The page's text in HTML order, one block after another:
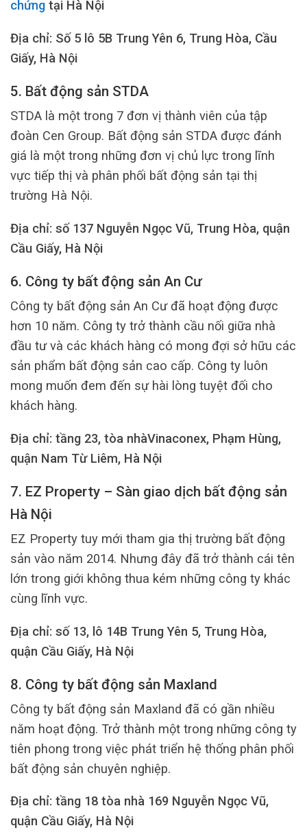
chứng tại Hà Nội
Địa chỉ: Số 5 lô 5B Trung Yên 6, Trung Hòa, Cầu
Giấy, Hà Nội
5. Bất động sản STDA
STDA là một trong 7 đơn vị thành viên của tập
đoàn Cen Group. Bất động sản STDA được đánh
giá là một trong những đơn vị chủ lực trong lĩnh
vực tiếp thị và phân phối bất động sản tại thị
trường Hà Nội.
Địa chỉ: số 137 Nguyễn Ngọc Vũ, Trung Hòa, quận
Cầu Giấy, Hà Nội
6. Công ty bất động sản An Cư
Công ty bất động sản An Cư đã hoạt động được
hơn 10 năm. Công ty trở thành cầu nối giữa nhà
đầu tư và các khách hàng có mong đợi sở hữu các
sản phẩm bất động sản cao cấp. Công ty luôn
mong muốn đem đến sự hài lòng tuyệt đối cho
khách hàng.
Địa chỉ: tầng 23, tòa nhàVinaconex, Phạm Hùng,
quận Nam Từ Liêm, Hà Nội
7. EZ Property – Sàn giao dịch bất động sản
Hà Nội
EZ Property tuy mới tham gia thị trường bất động
sản vào năm 2014. Nhưng đây đã trở thành cái tên
lớn trong giới không thua kém những công ty khác
cùng lĩnh vực.
Địa chỉ: số 13, lô 14B Trung Yên 5, Trung Hòa,
quận Cầu Giấy, Hà Nội
8. Công ty bất động sản Maxland
Công ty bất động sản Maxland đã có gần nhiều
năm hoạt động. Trở thành một trong những công ty
tiên phong trong việc phát triển hệ thống phân phối
bất động sản chuyên nghiệp.
Địa chỉ: tầng 18 tòa nhà 169 Nguyễn Ngọc Vũ,
quận Cầu Giấy, Hà Nội